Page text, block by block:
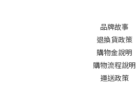
品牌故事
退換貨政策
購物金說明
購物流程說明
運送政策